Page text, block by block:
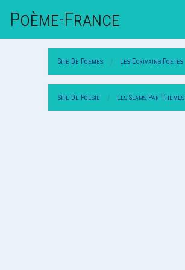
Poème-FrAnce
Site De Poemes Les Ecrivains Poetes
Site De Poesie Les Slams Par Themes